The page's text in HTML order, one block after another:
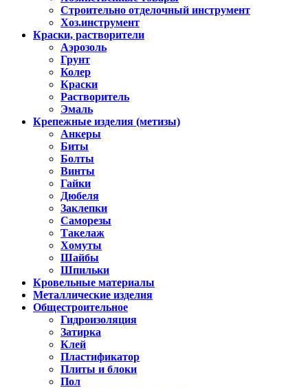
Строительно отделочный инструмент
Хоз.инструмент
Краски, растворители
Аэрозоль
Грунт
Колер
Краски
Растворитель
Эмаль
Крепежные изделия (метизы)
Анкеры
Биты
Болты
Винты
Гайки
Дюбеля
Заклепки
Саморезы
Такелаж
Хомуты
Шайбы
Шпильки
Кровельные материалы
Металлические изделия
Общестроительное
Гидроизоляция
Затирка
Клей
Пластификатор
Плиты и блоки
Пол